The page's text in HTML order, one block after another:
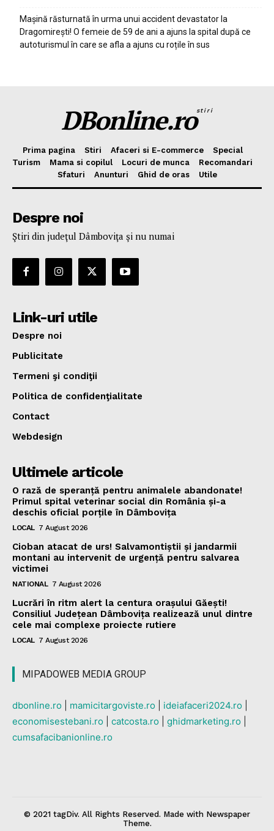
Mașină răsturnată în urma unui accident devastator la
Dragomirești! O femeie de 59 de ani a ajuns la spital după ce
autoturismul în care se afla a ajuns cu roțile în sus
DBonline.rostiri
Prima pagina Stiri Afaceri si E-commerce
Special
Turism
Mama si copilul Locuri de munca
Recomandari
Sfaturi
Anunturi Ghid de oras Utile
Despre noi
Ştiri din judeţul Dâmboviţa şi nu numai
Link-uri utile
Despre noi
Publicitate
Termeni şi condiţii
Politica de confidenţialitate
Contact
Webdesign
Ultimele articole
O rază de speranță pentru animalele abandonate!
Primul spital veterinar social din România și-a
deschis oficial porțile în Dâmbovița
LOCAL 7 August 2026
Cioban atacat de urs! Salvamontiștii și jandarmii
montani au intervenit de urgență pentru salvarea
victimei
NATIONAL 7 August 2026
Lucrări în ritm alert la centura orașului Găești!
Consiliul Județean Dâmbovița realizează unul dintre
cele mai complexe proiecte rutiere
LOCAL 7 August 2026
MIPADOWEB MEDIA GROUP
dbonline.ro mamicitargoviste.ro ideiafaceri2024.ro
economisestebani.ro
catcosta.ro ghidmarketing.ro
cumsafacibanionline.ro
© 2021 tagDiv. All Rights Reserved. Made with Newspaper
Theme.